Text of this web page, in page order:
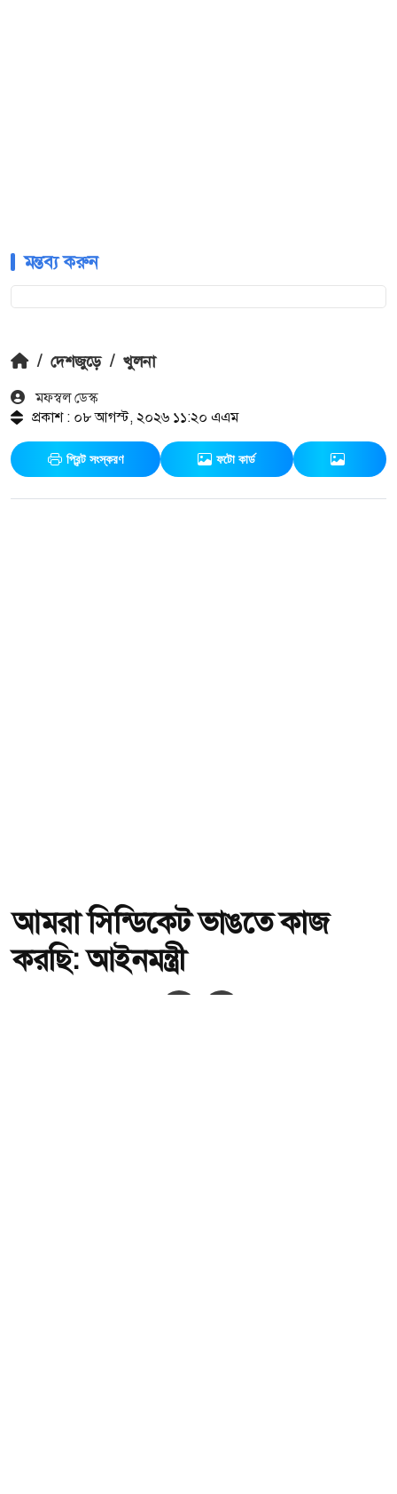
মন্তব্য করুন
/ দেশজুড়ে / খুলনা
মফস্বল ডেস্ক
প্রকাশ : ০৮ আগস্ট, ২০২৬ ১১:২০ এএম
প্রিন্ট সংস্করণ ফটো কার্ড
আমরা সিন্ডিকেট ভাঙতে কাজ
করছি: আইনমন্ত্রী